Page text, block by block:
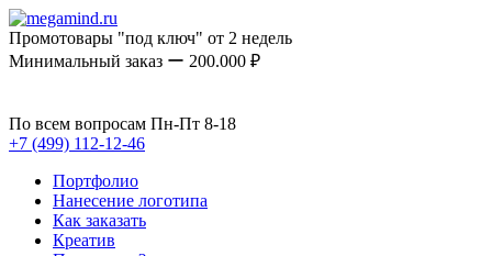
Промотовары "под ключ" от 2 недель
Минимальный заказ ー 200.000 ₽
По всем вопросам Пн-Пт 8-18
+7 (499) 112-12-46
Портфолио
Нанесение логотипа
Как заказать
Креатив